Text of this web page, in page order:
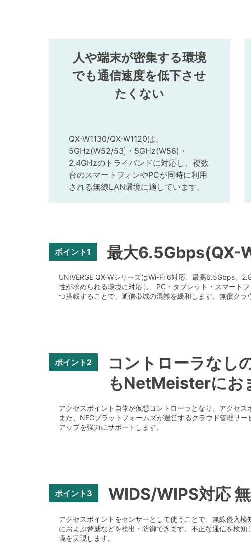
人や端末が密集する環境
でも通信速度を低下させ
たくない
QX-W1130/QX-W1120は、
5GHz(W52/53)・5GHz(W56)・
2.4GHzのトライバンドに対応し、複数
台のスマートフォンやPCが同時に利用
される無線LAN環境に適しています。
ポイント1 最大6.5Gbps(QX-
UNIVERGE QX-WシリーズはWi-Fi 6対応、最高6.5Gbps、
性が求められる環境に対応し、PC・タブレット・スマート
つ搭載することで、通信帯域の混雑を緩和します。無償ク
ポイント2
コントローラなし
もNetMeisterにお
アクセスポイント自体が仮想コントローラとなり、アクセ
また、NECプラットフォームズが運営するクラウド管理サ
アップを強力にサポートします。
ポイント3 WIDS/WIPS対応
アクセスポイントをセンサーとして使うことで、無線侵入
におよぶ脅威などを検出・防御できます。不正な通信を検
境を実現します。